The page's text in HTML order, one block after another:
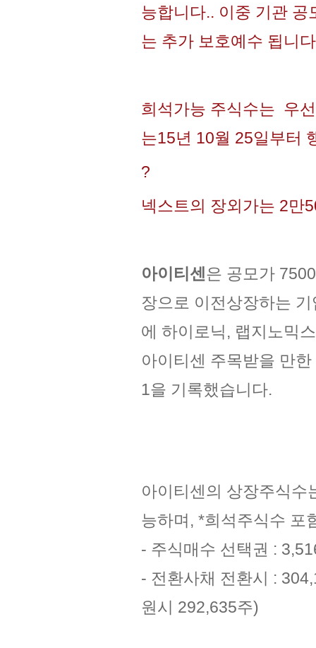
능합니다.. 이중 기관
는 추가 보호예수 됩니
희석가능 주식수는 우
는15년 10월 25일부터
?
넥스트의 장외가는 2만
아이티센은 공모가
장으로 이전상장하는
에 하이로닉, 랩지노믹
아이티센 주목받을 만
1을 기록했습니다.
아이티센의 상장주식
능하며, *희석주식수 포
- 주식매수 선택권 :
- 전환사채 전환시 :
원시 292,635주)